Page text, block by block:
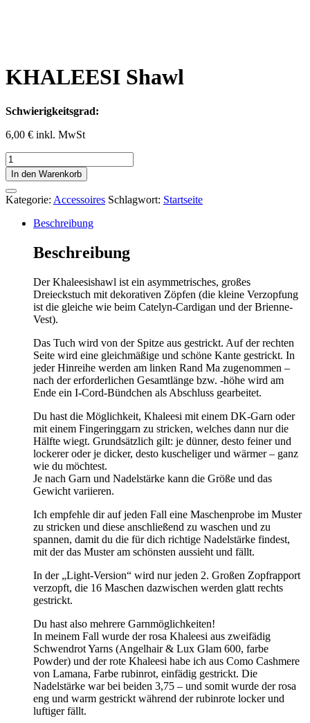
KHALEESI Shawl
Schwierigkeitsgrad:
6,00 € inkl. MwSt
KHALEESI
Shawl
Menge
In den Warenkorb
Kategorie: Accessoires Schlagwort: Startseite
Beschreibung
Beschreibung
Der Khaleesishawl ist ein asymmetrisches, großes
Dreieckstuch mit dekorativen Zöpfen (die kleine Verzopfung
ist die gleiche wie beim Catelyn-Cardigan und der Brienne-
Vest).
Das Tuch wird von der Spitze aus gestrickt. Auf der rechten
Seite wird eine gleichmäßige und schöne Kante gestrickt. In
jeder Hinreihe werden am linken Rand Ma zugenommen –
nach der erforderlichen Gesamtlänge bzw. -höhe wird am
Ende ein I-Cord-Bündchen als Abschluss gearbeitet.
Du hast die Möglichkeit, Khaleesi mit einem DK-Garn oder
mit einem Fingeringgarn zu stricken, welches dann nur die
Hälfte wiegt. Grundsätzlich gilt: je dünner, desto feiner und
lockerer oder je dicker, desto kuscheliger und wärmer – ganz
wie du möchtest.
Je nach Garn und Nadelstärke kann die Größe und das
Gewicht variieren.
Ich empfehle dir auf jeden Fall eine Maschenprobe im Muster
zu stricken und diese anschließend zu waschen und zu
spannen, damit du die für dich richtige Nadelstärke findest,
mit der das Muster am schönsten aussieht und fällt.
In der „Light-Version“ wird nur jeden 2. Großen Zopfrapport
verzopft, die 16 Maschen dazwischen werden glatt rechts
gestrickt.
Du hast also mehrere Garnmöglichkeiten!
In meinem Fall wurde der rosa Khaleesi aus zweifädig
Schwendrot Yarns (Angelhair & Lux Glam 600, farbe
Powder) und der rote Khaleesi habe ich aus Como Cashmere
von Lamana, Farbe rubinrot, einfädig gestrickt. Die
Nadelstärke war bei beiden 3,75 – und somit wurde der rosa
eng und warm gestrickt während der rubinrote locker und
luftiger fällt.